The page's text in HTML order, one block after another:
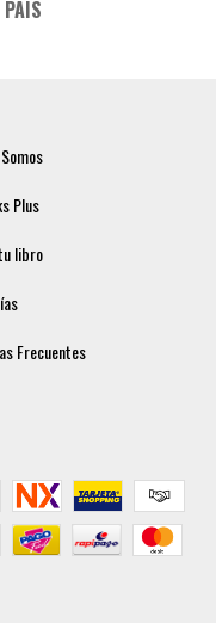
PAÍS
Plus
libro
Frecuentes